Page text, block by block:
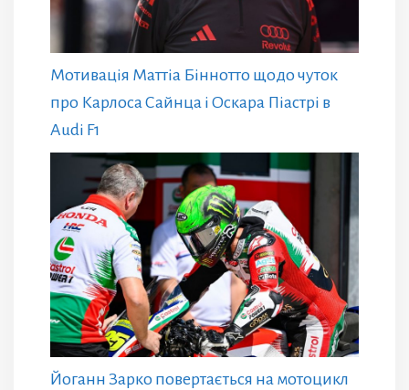
Мотивація Маттіа Біннотто щодо чуток
про Карлоса Сайнца і Оскара Піастрі в
Audi F1
Йоганн Зарко повертається на мотоцикл